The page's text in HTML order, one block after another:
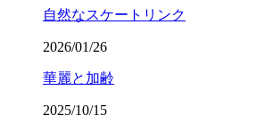
自然なスケートリンク
2026/01/26
華麗と加齢
2025/10/15